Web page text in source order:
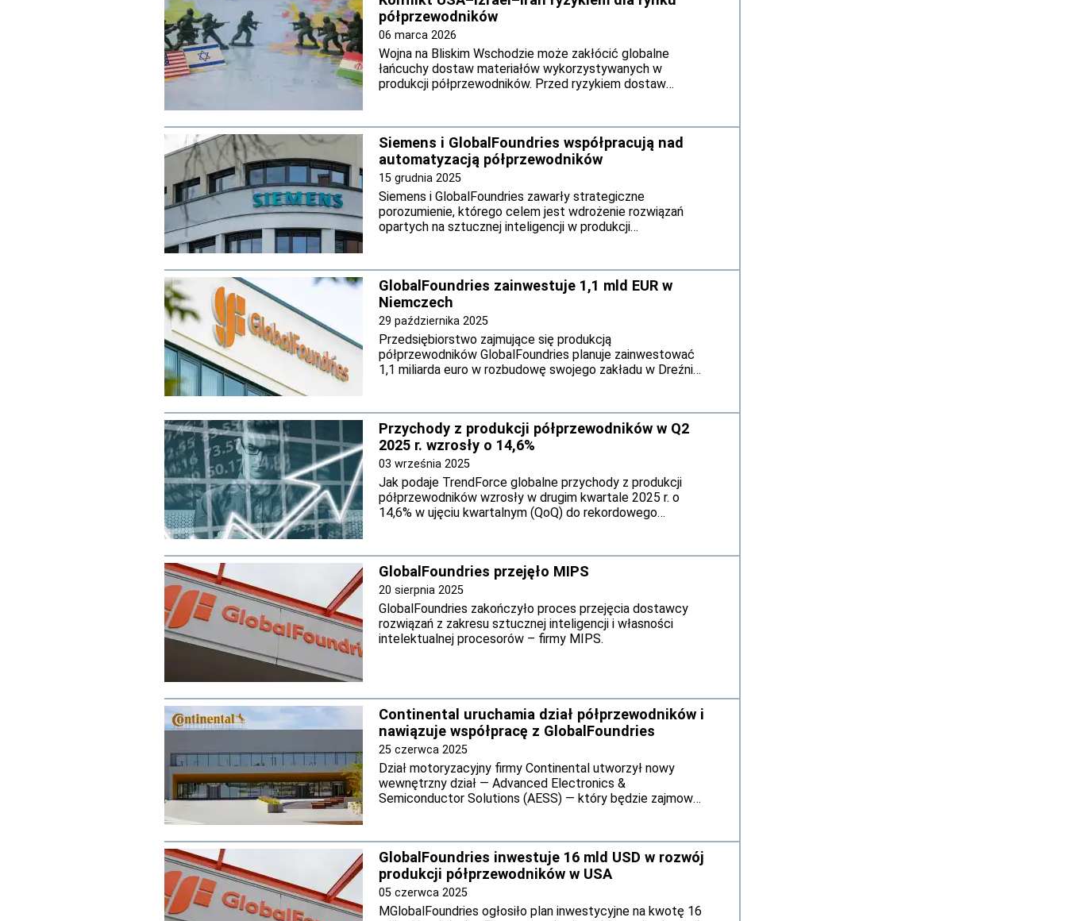
półprzewodników
06 marca 2026
Wojna na Bliskim Wschodzie może zakłócić globalne
łańcuchy dostaw materiałów wykorzystywanych w
produkcji półprzewodników. Przed ryzykiem dostaw
ostrzegają południowokoreańsy eksperci - podaje agencja
Reutera.
Siemens i GlobalFoundries współpracują nad
automatyzacją półprzewodników
15 grudnia 2025
Siemens i GlobalFoundries zawarły strategiczne
porozumienie, którego celem jest wdrożenie rozwiązań
opartych na sztucznej inteligencji w produkcji
chipów oraz wesprzeć rozwój zaawansowanych sektorów
przemysłu.
GlobalFoundries zainwestuje 1,1 mld EUR w
Niemczech
29 października 2025
Przedsiębiorstwo zajmujące się produkcją
półprzewodników GlobalFoundries planuje zainwestować
1,1 miliarda euro w rozbudowę swojego zakładu w Dreźnie
będąca częścią projektu SPRINT, który ma na celu
zwiększenie mocy produkcyjnych do ponad miliona płytek
półprzewodnikowych rocznie (do końca 2028 r.).
Przychody z produkcji półprzewodników w Q2
2025 r. wzrosły o 14,6%
03 września 2025
Jak podaje TrendForce globalne przychody z produkcji
półprzewodników wzrosły w drugim kwartale 2025 r. o
14,6% w ujęciu kwartalnym (QoQ) do rekordowego
wczesnym popytem na smartfony, notebooki, komputery
osobiste i serwery przed premierą nowych produktów w
drugiej połowie roku.
GlobalFoundries przejęło MIPS
20 sierpnia 2025
GlobalFoundries zakończyło proces przejęcia dostawcy
rozwiązań z zakresu sztucznej inteligencji i własności
intelektualnej procesorów – firmy MIPS.
Continental uruchamia dział półprzewodników i
nawiązuje współpracę z GlobalFoundries
25 czerwca 2025
Dział motoryzacyjny firmy Continental utworzył nowy
wewnętrzny dział — Advanced Electronics &
Semiconductor Solutions (AESS) — który będzie zajmował
to część przygotowań do planowanego wydzielenia tej
działalności do odrębnej spółki Aumovio.
GlobalFoundries inwestuje 16 mld USD w rozwój
produkcji półprzewodników w USA
05 czerwca 2025
MGlobalFoundries ogłosiło plan inwestycyjne na kwotę 16